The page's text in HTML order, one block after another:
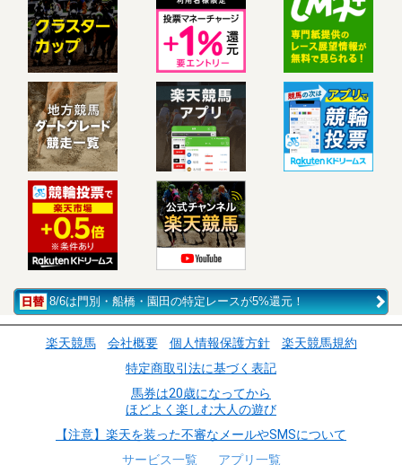
8/6は門別・船橋・園田の特定レースが5%還元！
楽天競馬 会社概要 個人情報保護方針
楽天競馬規約
特定商取引法に基づく表記
馬券は20歳になってから
ほどよく楽しむ大人の遊び
【注意】楽天を装った不審なメールやSMSについて
サービス一覧
アプリ一覧